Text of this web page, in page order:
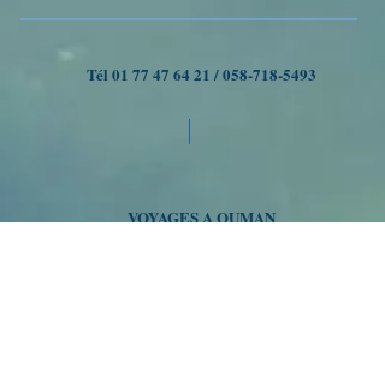
Tél 01 77 47 64 21 /058-718-5493
VOYAGES A OUMAN